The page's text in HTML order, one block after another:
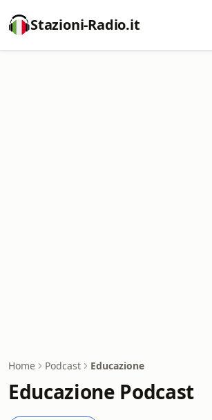
Stazioni-Radio.it
Home Podcast Educazione
Educazione Podcast